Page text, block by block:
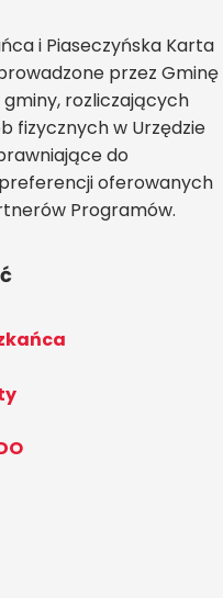
i Piaseczyńska Karta
przez Gminę
rozliczających
fizycznych w Urzędzie
do
oferowanych
Programów.